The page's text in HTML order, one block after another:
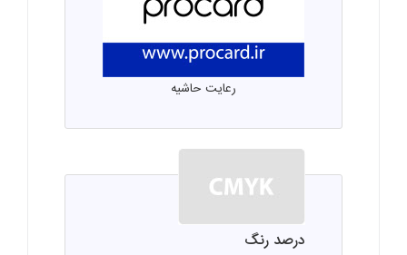
رعایت حاشیه
درصد رنگ